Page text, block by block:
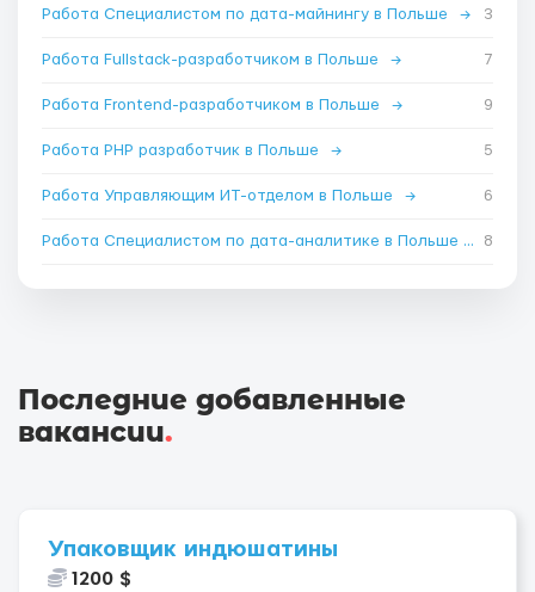
Работа Специалистом по дата-майнингу в Польше → 3
Работа Fullstack-разработчиком в Польше → 7
Работа Frontend-разработчиком в Польше → 9
Работа PHP разработчик в Польше → 5
Работа Управляющим ИТ-отделом в Польше → 6
Работа Специалистом по дата-аналитике в Польше→ 8
Последние добавленные
вакансии.
Упаковщик индюшатины
1200 $